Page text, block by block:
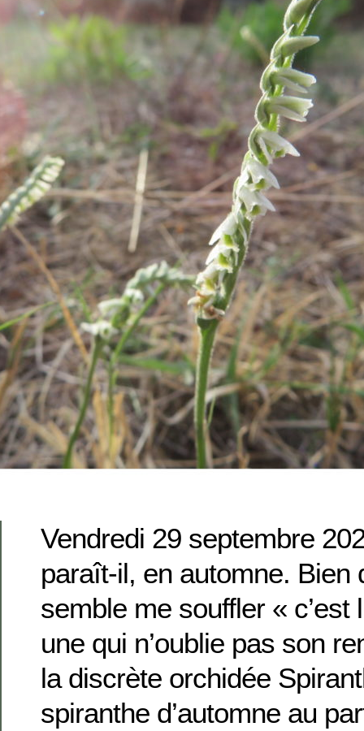
Vendredi 29 septembre
paraît-il, en automne. Bien
semble me souffler « c’est
une qui n’oublie pas son
la discrète orchidée
spiranthe d’automne au